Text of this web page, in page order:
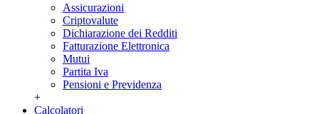
Assicurazioni
Criptovalute
Dichiarazione dei Redditi
Fatturazione Elettronica
Mutui
Partita Iva
Pensioni e Previdenza
+
Calcolatori